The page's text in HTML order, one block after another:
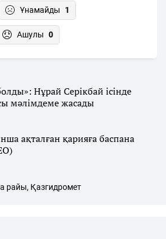
Ұнамайды 1
Ашулы 0
Нұрай Серікбай ісінде
мәлімдеме жасады
ақталған қарияға баспана
райы, Қазгидромет